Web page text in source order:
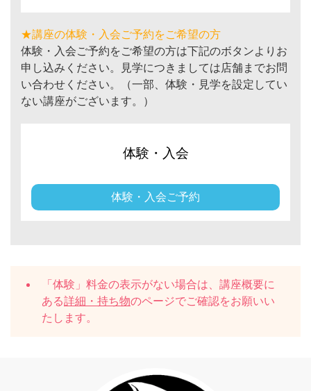
★講座の体験・入会ご予約をご希望の方
体験・入会ご予約をご希望の方は下記のボタンよりお
申し込みください。見学につきましては店舗までお問
い合わせください。（一部、体験・見学を設定してい
ない講座がございます。）
体験・入会
体験・入会ご予約
「体験」料金の表示がない場合は、講座概要に
ある詳細・持ち物のページでご確認をお願いい
たします。